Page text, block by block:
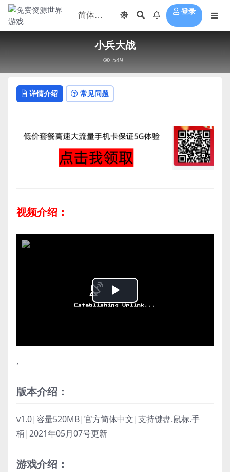
登录
小兵大战
549
详情介绍 常见问题
视频介绍：
Play
,
版本介绍：
v1.0|容量520MB|官方简体中文|支持键盘.鼠标.手
柄|2021年05月07号更新
游戏介绍：